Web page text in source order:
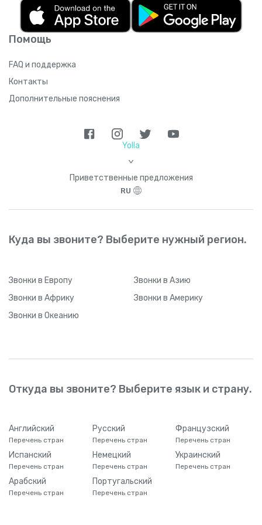
продлением, если не отмените ее.
Неиспользованные минуты нельзя
перенести на следующий месяц.
Подробнее об условиях использования
можно прочитать
Помощь
FAQ и поддержка
Контакты
Дополнительные пояснения
Yolla
>
Приветственные предложения
RU
Куда вы звоните? Выберите нужный регион.
Звонки в Европу Звонки в Азию
Звонки в Африку Звонки в Америку
Звонки в Океанию
Откуда вы звоните? Выберите язык и страну.
Английский
Перечень стран
Русский
Перечень стран
Французский
Перечень стран
Испанский
Перечень стран
Немецкий
Перечень стран
Украинский
Перечень стран
Арабский
Перечень стран
Португальский
Перечень стран